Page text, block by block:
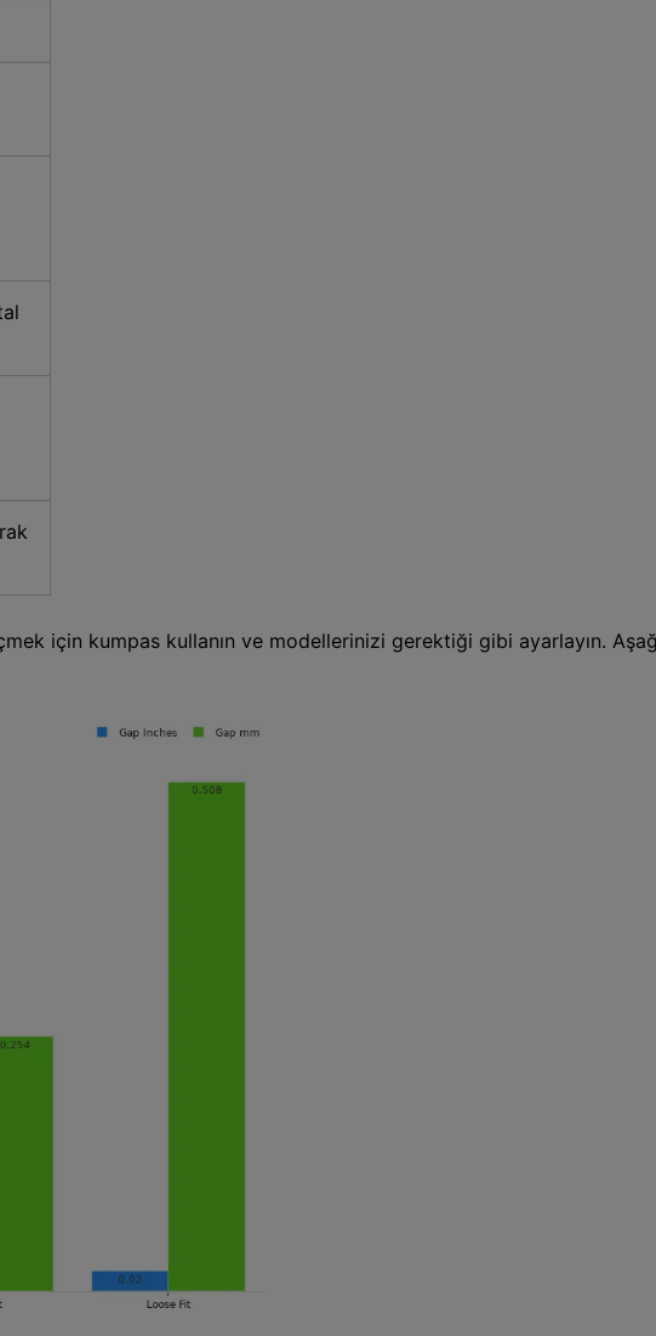
için kumpas kullanın ve modellerinizi gerektiği gibi ayarlayın.